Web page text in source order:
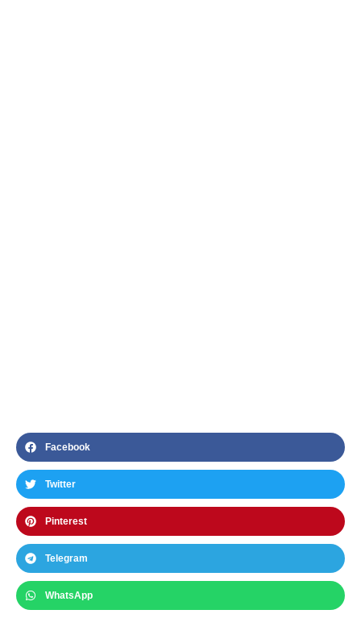
Facebook
Twitter
Pinterest
Telegram
WhatsApp